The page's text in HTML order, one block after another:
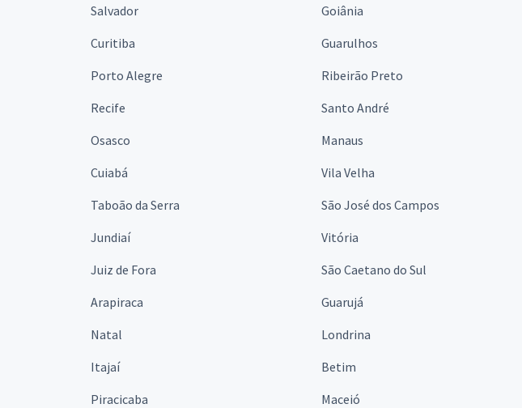
Salvador
Goiânia
Curitiba
Guarulhos
Porto Alegre
Ribeirão Preto
Recife
Santo André
Osasco
Manaus
Cuiabá
Vila Velha
Taboão da Serra
São José dos Campos
Jundiaí
Vitória
Juiz de Fora
São Caetano do Sul
Arapiraca
Guarujá
Natal
Londrina
Itajaí
Betim
Piracicaba
Maceió